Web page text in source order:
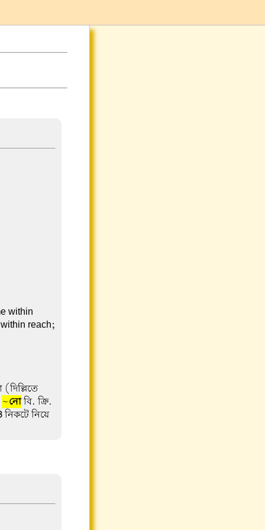
within
reach;
~নোবি. ক্রি.
নিকটে নিয়ে